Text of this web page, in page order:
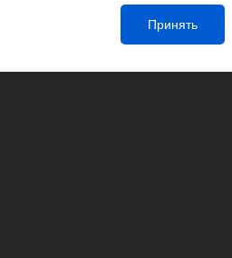
Принять